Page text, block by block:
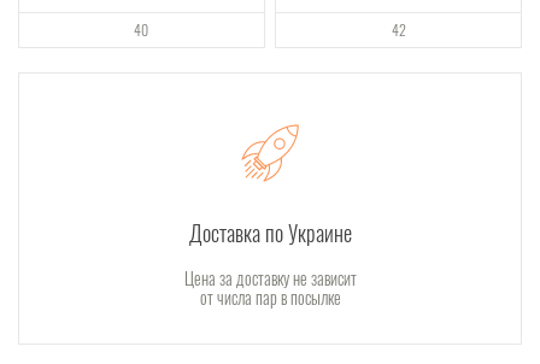
40 42
Доставка по Украине
Цена за доставку не зависит
от числа пар в посылке